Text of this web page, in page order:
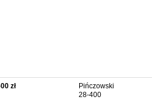
zł
Pińczowski
28-400